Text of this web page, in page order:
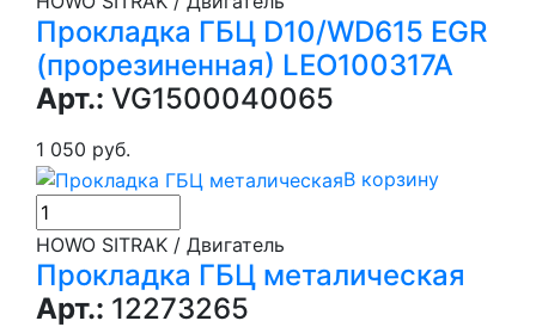
Прокладка ГБЦ D10/WD615 EGR
(прорезиненная) LEO100317A
Арт.: VG1500040065
1 050 руб.
В корзину
HOWO SITRAK / Двигатель
Прокладка ГБЦ металическая
Арт.: 12273265